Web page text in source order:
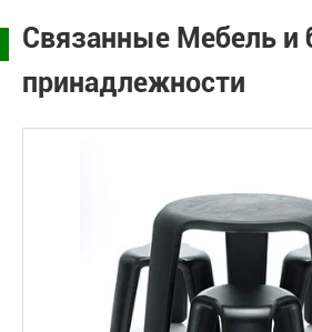
Связанные Мебель
принадлежности